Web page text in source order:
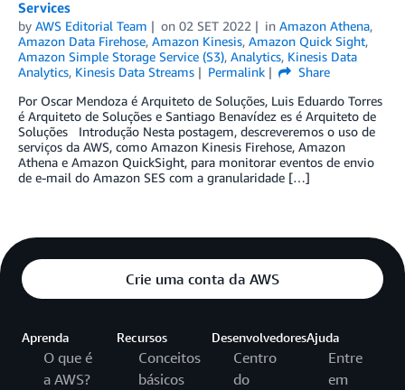
Services
by AWS Editorial Team on 02 SET 2022 in Amazon Athena,
Amazon Data Firehose, Amazon Kinesis, Amazon Quick Sight,
Amazon Simple Storage Service (S3), Analytics, Kinesis Data
Analytics, Kinesis Data Streams Permalink
Share
Por Oscar Mendoza é Arquiteto de Soluções, Luis Eduardo Torres
é Arquiteto de Soluções e Santiago Benavídez es é Arquiteto de
Soluções Introdução Nesta postagem, descreveremos o uso de
serviços da AWS, como Amazon Kinesis Firehose, Amazon
Athena e Amazon QuickSight, para monitorar eventos de envio
de e-mail do Amazon SES com a granularidade […]
Crie uma conta da AWS
Aprenda
O que é
a AWS?
Recursos
Conceitos
básicos
Desenvolvedores
Centro
do
Ajuda
Entre
em